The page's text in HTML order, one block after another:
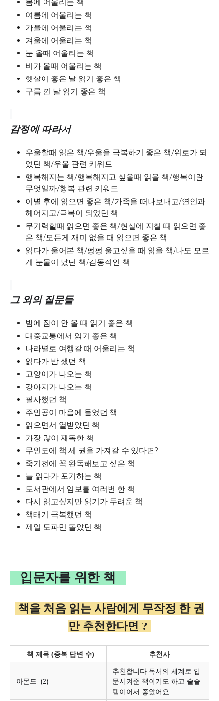
봄에 어울리는 책
여름에 어울리는 책
가을에 어울리는 책
겨울에 어울리는 책
눈 올때 어울리는 책
비가 올때 어울리는 책
햇살이 좋은 날 읽기 좋은 책
구름 낀 날 읽기 좋은 책
감정에 따라서
우울할때 읽은 책/우울을 극복하기 좋은 책/위로가 되
었던 책/우울 관련 키워드
행복해지는 책/행복해지고 싶을때 읽을 책/행복이란
무엇일까/행복 관련 키워드
이별 후에 읽으면 좋은 책/가족을 떠나보내고/연인과
헤어지고/극복이 되었던 책
무기력할때 읽으면 좋은 책/현실에 지칠 때 읽으면 좋
은 책/모든게 재미 없을 때 읽으면 좋은 책
읽다가 울어본 책/펑펑 울고싶을 때 읽을 책/나도 모르
게 눈물이 났던 책/감동적인 책
그 외의 질문들
밤에 잠이 안 올 때 읽기 좋은 책
대중교통에서 읽기 좋은 책
나라별로 여행갈 때 어울리는 책
읽다가 밤 샜던 책
고양이가 나오는 책
강아지가 나오는 책
필사했던 책
주인공이 마음에 들었던 책
읽으면서 열받았던 책
가장 많이 재독한 책
무인도에 책 세 권을 가져갈 수 있다면?
죽기전에 꼭 완독해보고 싶은 책
늘 읽다가 포기하는 책
도서관에서 임보를 여러번 한 책
다시 읽고싶지만 읽기가 두려운 책
책태기 극복했던 책
제일 도파민 돌았던 책
입문자를 위한 책
책을 처음 읽는 사람에게 무작정 한 권
만 추천한다면 ?
책 제목 (중복 답변 수) 추천사
아몬드 (2)
추천합니다 독서의 세계로 입
문시켜준 책이기도 하고 술술
템이어서 좋았어요